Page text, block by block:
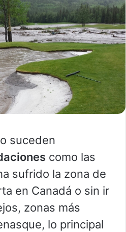
suceden
como las
sufrido la zona de
en Canadá o sin ir
zonas más
lo principal